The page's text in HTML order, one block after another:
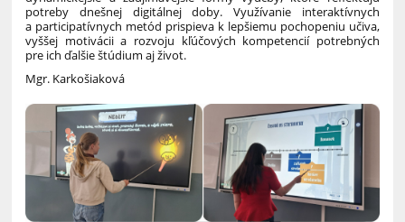
potreby dnešnej digitálnej doby. Využívanie interaktívnych
a participatívnych metód prispieva k lepšiemu pochopeniu učiva,
vyššej motivácii a rozvoju kľúčových kompetencií potrebných
pre ich ďalšie štúdium aj život.
Mgr. Karkošiaková